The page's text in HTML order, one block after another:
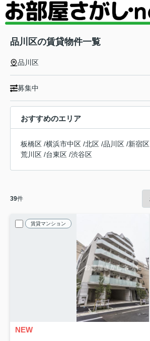
品川区の賃貸物件一覧
品川区
募集中
おすすめのエリア
板橋区 /横浜市中区 /北区 /品川区 /新宿区
荒川区 /台東区 /渋谷区
39件
賃貸マンション
NEW